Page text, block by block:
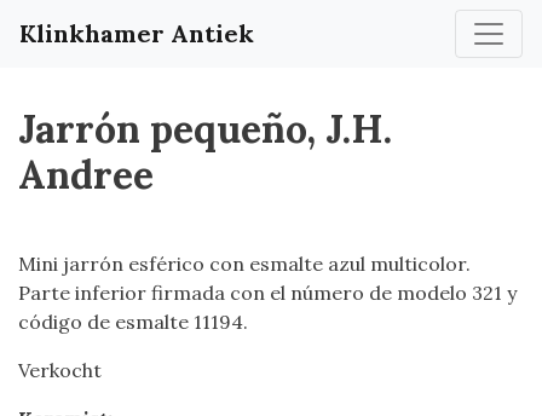
Klinkhamer Antiek
Jarrón pequeño, J.H.
Andree
Mini jarrón esférico con esmalte azul multicolor.
Parte inferior firmada con el número de modelo 321 y
código de esmalte 11194.
Verkocht